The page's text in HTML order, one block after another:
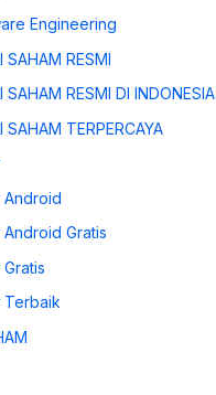
Engineering
SAHAM RESMI
SAHAM RESMI DI INDONESIA
SAHAM TERPERCAYA
Android
Gratis
Terbaik